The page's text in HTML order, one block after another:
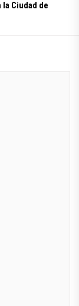
la Ciudad de